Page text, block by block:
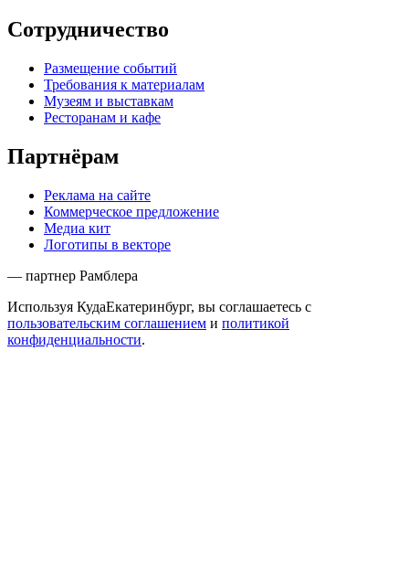
Сотрудничество
Размещение событий
Требования к материалам
Музеям и выставкам
Ресторанам и кафе
Партнёрам
Реклама на сайте
Коммерческое предложение
Медиа кит
Логотипы в векторе
— партнер Рамблера
Используя КудаЕкатеринбург, вы соглашаетесь с
пользовательским соглашением и политикой
конфиденциальности.